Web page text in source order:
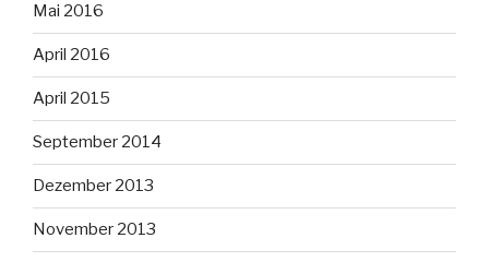
Mai 2016
April 2016
April 2015
September 2014
Dezember 2013
November 2013